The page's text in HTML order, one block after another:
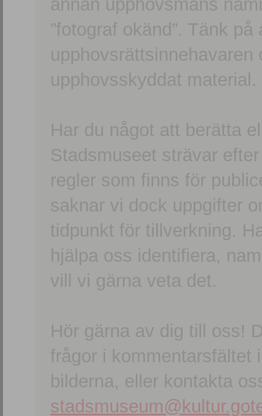
annan upphovsmans
”fotograf okänd”. Tänk
upphovsskyddat material.
Har du något att berätta
Stadsmuseet strävar
regler som finns för
saknar vi dock uppgifter
tidpunkt för tillverkning.
hjälpa oss identifiera,
vill vi gärna veta det.
Hör gärna av dig till oss!
frågor i kommentarsfältet
bilderna, eller kontakta